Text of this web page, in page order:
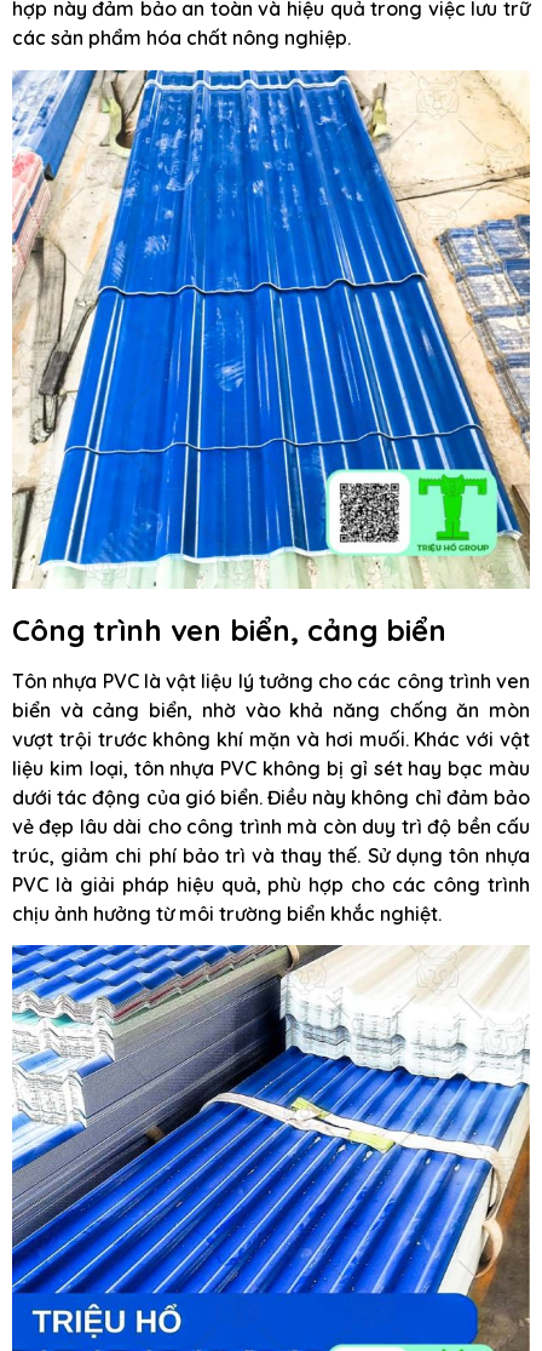
hợp này đảm bảo an toàn và hiệu quả trong việc lưu trữ
các sản phẩm hóa chất nông nghiệp.
Công trình ven biển, cảng biển
Tôn nhựa PVC là vật liệu lý tưởng cho các công trình ven
biển và cảng biển, nhờ vào khả năng chống ăn mòn
vượt trội trước không khí mặn và hơi muối. Khác với vật
liệu kim loại, tôn nhựa PVC không bị gỉ sét hay bạc màu
dưới tác động của gió biển. Điều này không chỉ đảm bảo
vẻ đẹp lâu dài cho công trình mà còn duy trì độ bền cấu
trúc, giảm chi phí bảo trì và thay thế. Sử dụng tôn nhựa
PVC là giải pháp hiệu quả, phù hợp cho các công trình
chịu ảnh hưởng từ môi trường biển khắc nghiệt.